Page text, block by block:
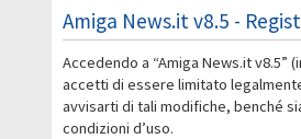
Amiga News.it v8.5 -
Accedendo a “Amiga News.it v8.5”
accetti di essere limitato
avvisarti di tali modifiche, benché
condizioni d’uso.